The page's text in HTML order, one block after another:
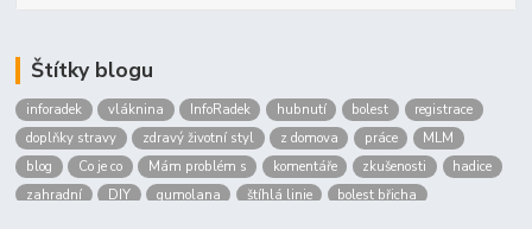
Štítky blogu
inforadek vláknina InfoRadek hubnutí bolest
registrace
doplňky stravy
zdravý životní styl z domova práce
MLM
blog
Co je co Mám problém s komentáře zkušenosti
hadice
zahradní
DIY gumolana štíhlá linie
bolest břicha